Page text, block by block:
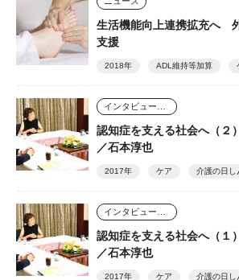
生活機能向上連携拡充へ
支援
2018年 ADL維持等加算
認知症を支える社会へ（
／石本淳也
2017年 ケア 介護の日し
認知症を支える社会へ（
／石本淳也
2017年 ケア 介護の日し